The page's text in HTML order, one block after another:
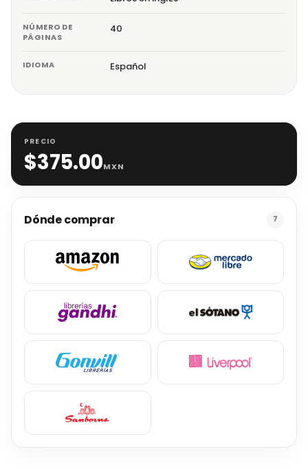
NÚMERO DE
PÁGINAS
40
IDIOMA Español
PRECIO
$375.00MXN
Dónde comprar 7